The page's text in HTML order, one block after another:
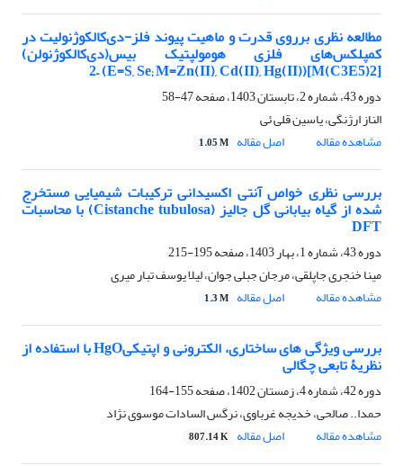
مطالعه نظری برروی قدرت و ماهیت پیوند فلز-دی‌کالکوژنولیت در
کمپلکس‌های فلزی هومولپتیک بیس(‌دی‌کالکوژنولن)
[M(C3E5)2]2– (E=S, Se; M=Zn(II), Cd(II), Hg(II))
دوره 43، شماره 2، تابستان 1403، صفحه
47-58
الناز ارژنگی، یاسین قلی ئی
مشاهده مقاله
اصل مقاله 1.05 M
بررسی نظری خواص آنتی اکسیدانی ترکیبات شیمیایی مستخرج
شده از گیاه بیابانی گل جالیز (Cistanche tubulosa) با محاسبات
DFT
دوره 43، شماره 1، بهار 1403، صفحه
195-215
مینا خنجری جاپلقی، مرجان جبلی جوان، لیلا یوسف تبار میری
مشاهده مقاله
اصل مقاله 1.3 M
بررسی ویژگی های ساختاری، الکترونی و اپتیکیHgO با استفاده از
نظریۀ تابعی چگالی
دوره 42، شماره 4، زمستان 1402، صفحه
155-164
حمدا.. صالحی، خدیجه غرباوی، نرگس السادات موسوی نژاد
مشاهده مقاله
اصل مقاله 807.14 K